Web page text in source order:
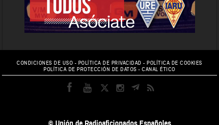
CONDICIONES DE USO - POLÍTICA DE PRIVACIDAD -POLÍTICA DE COOKIES
POLÍTICA DE PROTECCIÓN DE DATOS -CANAL ÉTICO